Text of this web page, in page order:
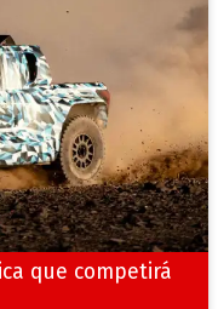
que competirá